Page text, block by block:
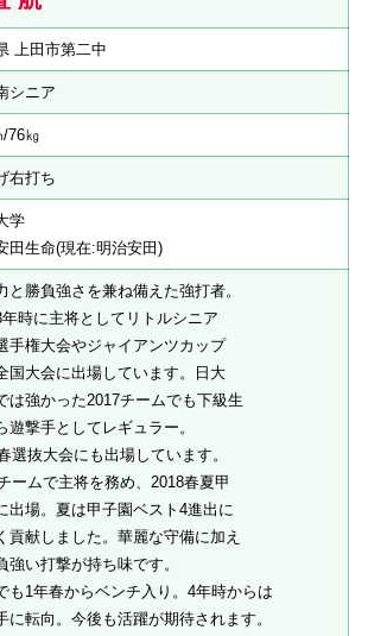
上田市第二中
シニア
/76㎏
右打ち
学
田生命(現在:明治安田)
と勝負強さを兼ね備えた強打者。
時に主将としてリトルシニア
手権大会やジャイアンツカップ
国大会に出場しています。日大
は強かった2017チームでも下級生
遊撃手としてレギュラー。
選抜大会にも出場しています。
ームで主将を務め、2018春夏甲
出場。夏は甲子園ベスト4進出に
貢献しました。華麗な守備に加え
強い打撃が持ち味です。
も1年春からベンチ入り。4年時からは
に転向。今後も活躍が期待されます。